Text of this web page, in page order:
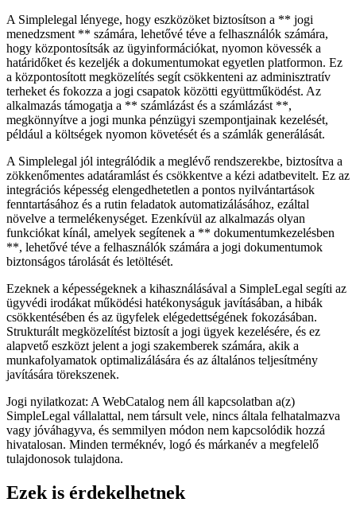
A Simplelegal lényege, hogy eszközöket biztosítson a ** jogi
menedzsment ** számára, lehetővé téve a felhasználók számára,
hogy központosítsák az ügyinformációkat, nyomon kövessék a
határidőket és kezeljék a dokumentumokat egyetlen platformon. Ez
a központosított megközelítés segít csökkenteni az adminisztratív
terheket és fokozza a jogi csapatok közötti együttműködést. Az
alkalmazás támogatja a ** számlázást és a számlázást **,
megkönnyítve a jogi munka pénzügyi szempontjainak kezelését,
például a költségek nyomon követését és a számlák generálását.
A Simplelegal jól integrálódik a meglévő rendszerekbe, biztosítva a
zökkenőmentes adatáramlást és csökkentve a kézi adatbevitelt. Ez az
integrációs képesség elengedhetetlen a pontos nyilvántartások
fenntartásához és a rutin feladatok automatizálásához, ezáltal
növelve a termelékenységet. Ezenkívül az alkalmazás olyan
funkciókat kínál, amelyek segítenek a ** dokumentumkezelésben
**, lehetővé téve a felhasználók számára a jogi dokumentumok
biztonságos tárolását és letöltését.
Ezeknek a képességeknek a kihasználásával a SimpleLegal segíti az
ügyvédi irodákat működési hatékonyságuk javításában, a hibák
csökkentésében és az ügyfelek elégedettségének fokozásában.
Strukturált megközelítést biztosít a jogi ügyek kezelésére, és ez
alapvető eszközt jelent a jogi szakemberek számára, akik a
munkafolyamatok optimalizálására és az általános teljesítmény
javítására törekszenek.
Jogi nyilatkozat: A WebCatalog nem áll kapcsolatban a(z)
SimpleLegal vállalattal, nem társult vele, nincs általa felhatalmazva
vagy jóváhagyva, és semmilyen módon nem kapcsolódik hozzá
hivatalosan. Minden terméknév, logó és márkanév a megfelelő
tulajdonosok tulajdona.
Ezek is érdekelhetnek